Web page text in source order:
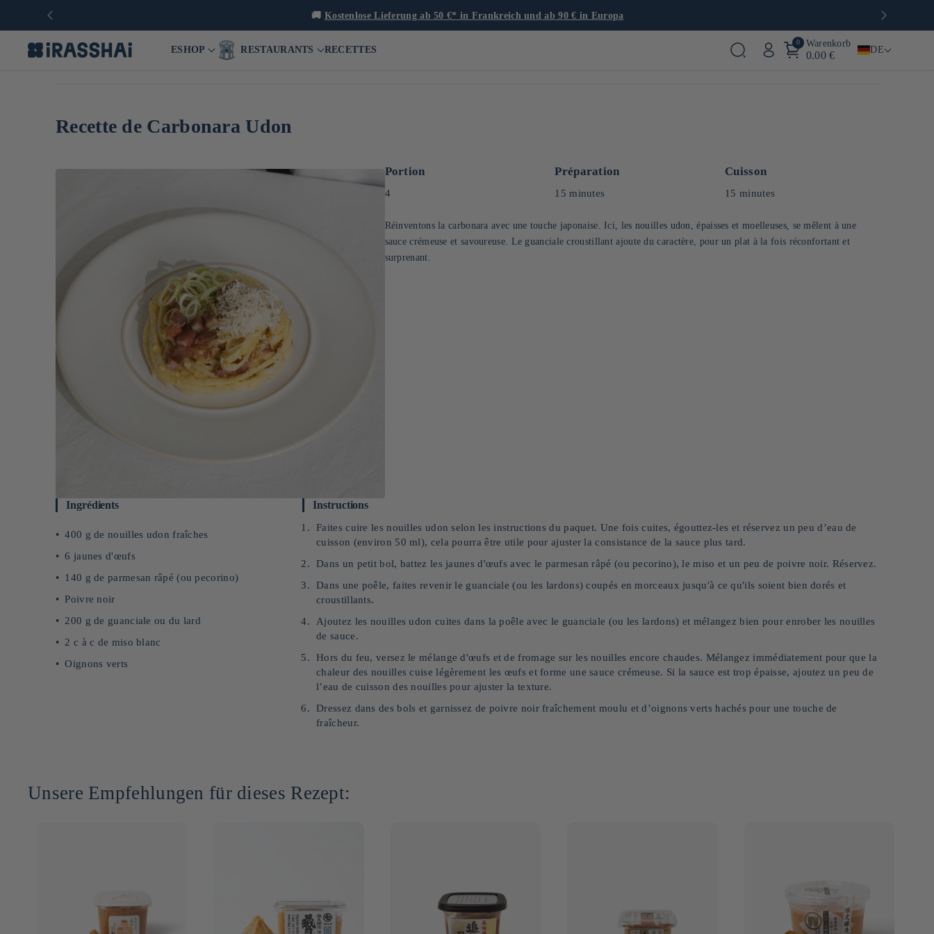
🚚 Kostenlose Lieferung ab 50 €* in Frankreich und ab 90 € in Europa
ESHOP RESTAURANTS RECETTES
0 Warenkorb
0.00 € DE
Recette de Carbonara Udon
Portion
4
Préparation
15 minutes
Cuisson
15 minutes
Réinventons la carbonara avec une touche japonaise. Ici, les nouilles udon, épaisses et moelleuses, se mêlent à une
sauce crémeuse et savoureuse. Le guanciale croustillant ajoute du caractère, pour un plat à la fois réconfortant et
surprenant.
Ingrédients
400 g de nouilles udon fraîches
6 jaunes d'œufs
140 g de parmesan râpé (ou pecorino)
Poivre noir
200 g de guanciale ou du lard
2 c à c de miso blanc
Oignons verts
Instructions
Faites cuire les nouilles udon selon les instructions du paquet. Une fois cuites, égouttez-les et réservez un peu d’eau de
cuisson (environ 50 ml), cela pourra être utile pour ajuster la consistance de la sauce plus tard.
Dans un petit bol, battez les jaunes d'œufs avec le parmesan râpé (ou pecorino), le miso et un peu de poivre noir. Réservez.
Dans une poêle, faites revenir le guanciale (ou les lardons) coupés en morceaux jusqu'à ce qu'ils soient bien dorés et
croustillants.
Ajoutez les nouilles udon cuites dans la poêle avec le guanciale (ou les lardons) et mélangez bien pour enrober les nouilles
de sauce.
Hors du feu, versez le mélange d'œufs et de fromage sur les nouilles encore chaudes. Mélangez immédiatement pour que la
chaleur des nouilles cuise légèrement les œufs et forme une sauce crémeuse. Si la sauce est trop épaisse, ajoutez un peu de
l’eau de cuisson des nouilles pour ajuster la texture.
Dressez dans des bols et garnissez de poivre noir fraîchement moulu et d’oignons verts hachés pour une touche de
fraîcheur.
Unsere Empfehlungen für dieses Rezept: